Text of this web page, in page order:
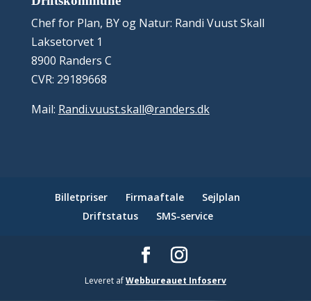
Chef for Plan, BY og Natur: Randi Vuust Skall
Laksetorvet 1
8900 Randers C
CVR: 29189668
Mail: Randi.vuust.skall@randers.dk
Billetpriser Firmaaftale
Sejlplan
Driftstatus
SMS-service
Leveret afWebbureauet Infoserv